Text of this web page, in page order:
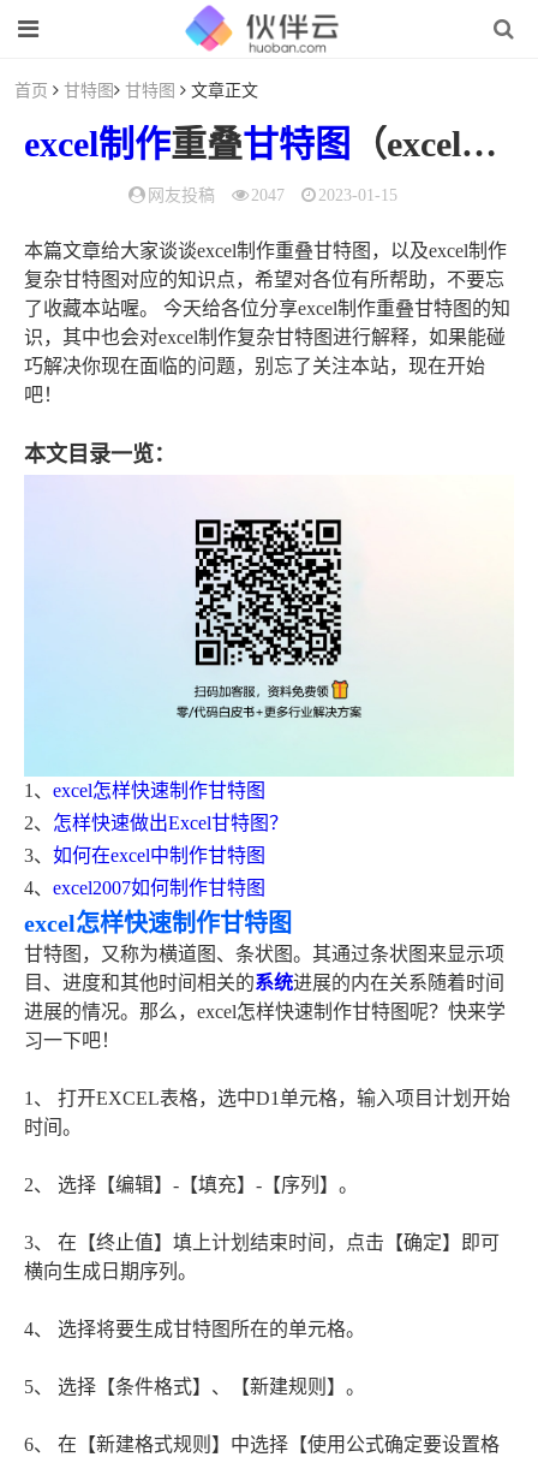
首页 甘特图 甘特图 文章正文
excel制作重叠甘特图 （excel制作复杂甘特图）
网友投稿 2047 2023-01-15
本篇文章给大家谈谈excel制作重叠甘特图，以及excel制作
复杂甘特图对应的知识点，希望对各位有所帮助，不要忘
了收藏本站喔。 今天给各位分享excel制作重叠甘特图的知
识，其中也会对excel制作复杂甘特图进行解释，如果能碰
巧解决你现在面临的问题，别忘了关注本站，现在开始
吧！
本文目录一览：
1、 excel怎样快速制作甘特图
2、 怎样快速做出Excel甘特图？
3、 如何在excel中制作甘特图
4、 excel2007如何制作甘特图
excel怎样快速制作甘特图
甘特图，又称为横道图、条状图。其通过条状图来显示项
目、进度和其他时间相关的系统进展的内在关系随着时间
进展的情况。那么，excel怎样快速制作甘特图呢？快来学
习一下吧！
1、 打开EXCEL表格，选中D1单元格，输入项目计划开始
时间。
2、 选择【编辑】-【填充】-【序列】。
3、 在【终止值】填上计划结束时间，点击【确定】即可
横向生成日期序列。
4、 选择将要生成甘特图所在的单元格。
5、 选择【条件格式】、【新建规则】。
6、 在【新建格式规则】中选择【使用公式确定要设置格